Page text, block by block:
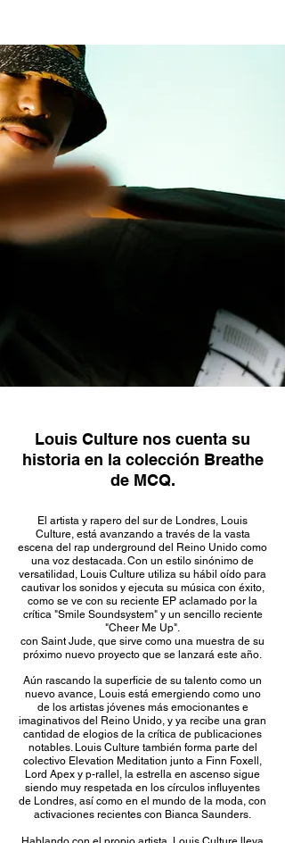
Louis Culture nos cuenta su
historia en la colección Breathe
de MCQ.
El artista y rapero del sur de Londres, Louis
Culture, está avanzando a través de la vasta
escena del rap underground del Reino Unido como
una voz destacada. Con un estilo sinónimo de
versatilidad, Louis Culture utiliza su hábil oído para
cautivar los sonidos y ejecuta su música con éxito,
como se ve con su reciente EP aclamado por la
crítica "Smile Soundsystem" y un sencillo reciente
"Cheer Me Up".
con Saint Jude, que sirve como una muestra de su
próximo nuevo proyecto que se lanzará este año.
Aún rascando la superficie de su talento como un
nuevo avance, Louis está emergiendo como uno
de los artistas jóvenes más emocionantes e
imaginativos del Reino Unido, y ya recibe una gran
cantidad de elogios de la crítica de publicaciones
notables. Louis Culture también forma parte del
colectivo Elevation Meditation junto a Finn Foxell,
Lord Apex y p-rallel, la estrella en ascenso sigue
siendo muy respetada en los círculos influyentes
de Londres, así como en el mundo de la moda, con
activaciones recientes con Bianca Saunders.